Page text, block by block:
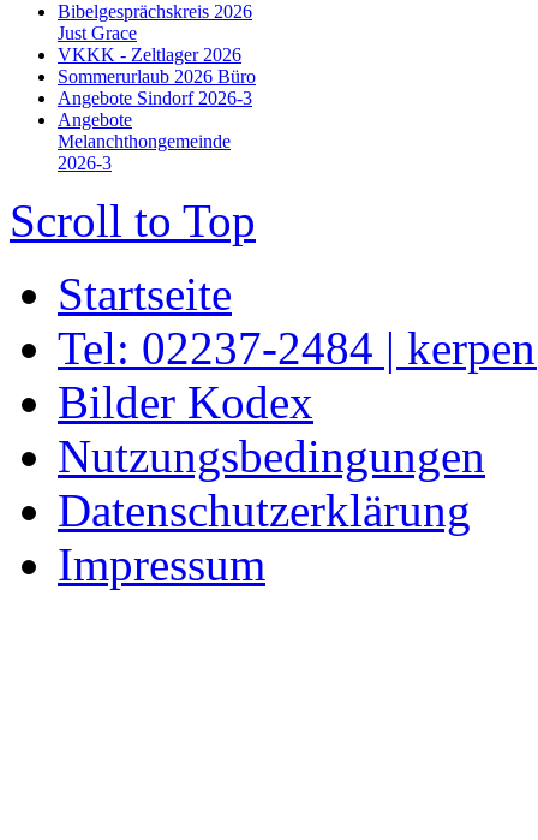
Bibelgesprächskreis 2026
Just Grace
VKKK - Zeltlager 2026
Sommerurlaub 2026 Büro
Angebote Sindorf 2026-3
Angebote
Melanchthongemeinde
2026-3
Scroll to Top
Startseite
Tel: 02237-2484 |
Bilder Kodex
Nutzungsbedingungen
Datenschutzerklärung
Impressum